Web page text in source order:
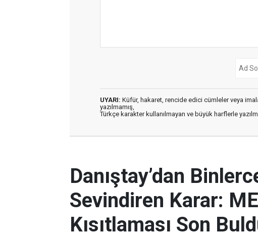
UYARI: Küfür, hakaret, rencide edici cümleler veya
yazılmamış,
Türkçe karakter kullanılmayan ve büyük harflerle
Danıştay’dan
Sevindiren Karar:
Kısıtlaması Son